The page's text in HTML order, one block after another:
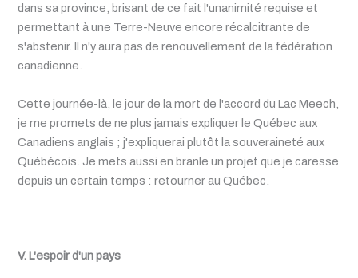
dans sa province, brisant de ce fait l'unanimité requise et
permettant à une Terre-Neuve encore récalcitrante de
s'abstenir. Il n'y aura pas de renouvellement de la fédération
canadienne.
Cette journée-là, le jour de la mort de l'accord du Lac Meech,
je me promets de ne plus jamais expliquer le Québec aux
Canadiens anglais ; j'expliquerai plutôt la souveraineté aux
Québécois. Je mets aussi en branle un projet que je caresse
depuis un certain temps : retourner au Québec.
V. L'espoir d'un pays